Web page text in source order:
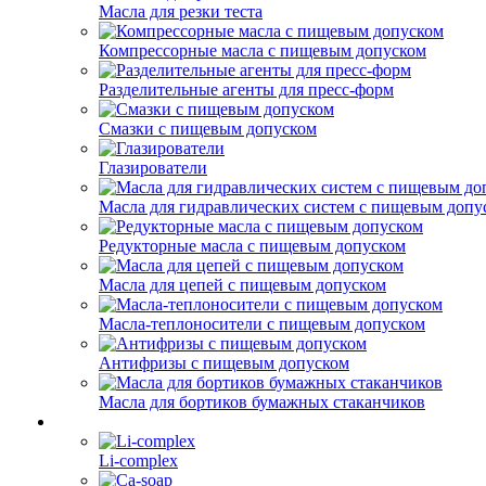
Масла для резки теста
Компрессорные масла с пищевым допуском
Разделительные агенты для пресс-форм
Смазки с пищевым допуском
Глазирователи
Масла для гидравлических систем с пищевым
Редукторные масла с пищевым допуском
Масла для цепей с пищевым допуском
Масла-теплоносители с пищевым допуском
Антифризы с пищевым допуском
Масла для бортиков бумажных стаканчиков
Li-complex